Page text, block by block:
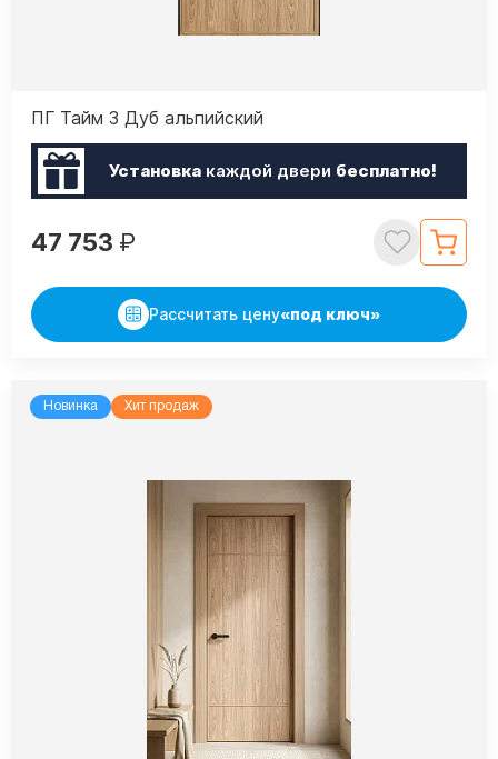
ПГ Тайм 3 Дуб альпийский
Установкакаждой двери бесплатно!
47 753 ₽
Рассчитать цену«под ключ»
Новинка Хит продаж